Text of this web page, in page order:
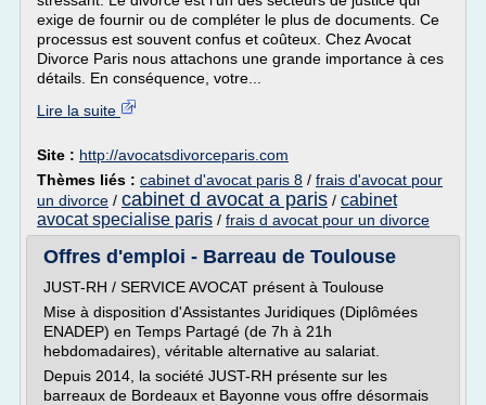
exige de fournir ou de compléter le plus de documents. Ce
processus est souvent confus et coûteux. Chez Avocat
Divorce Paris nous attachons une grande importance à ces
détails. En conséquence, votre...
Lire la suite
Site : http://avocatsdivorceparis.com
Thèmes liés : cabinet d'avocat paris 8 / frais d'avocat pour
un divorce / cabinet d avocat a paris / cabinet
avocat specialise paris / frais d avocat pour un divorce
Offres d'emploi - Barreau de Toulouse
JUST-RH / SERVICE AVOCAT présent à Toulouse
Mise à disposition d'Assistantes Juridiques (Diplômées
ENADEP) en Temps Partagé (de 7h à 21h
hebdomadaires), véritable alternative au salariat.
Depuis 2014, la société JUST-RH présente sur les
barreaux de Bordeaux et Bayonne vous offre désormais